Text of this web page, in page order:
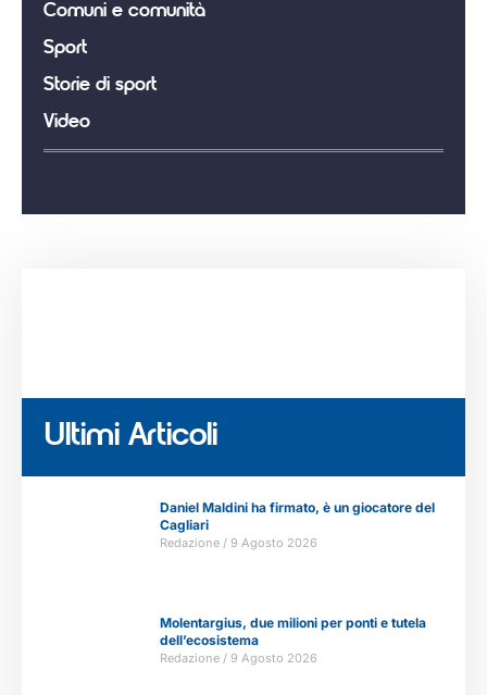
Comuni e comunità
Sport
Storie di sport
Video
Ultimi Articoli
Daniel Maldini ha firmato, è un giocatore del
Cagliari
Redazione 9 Agosto 2026
Molentargius, due milioni per ponti e tutela
dell’ecosistema
Redazione 9 Agosto 2026